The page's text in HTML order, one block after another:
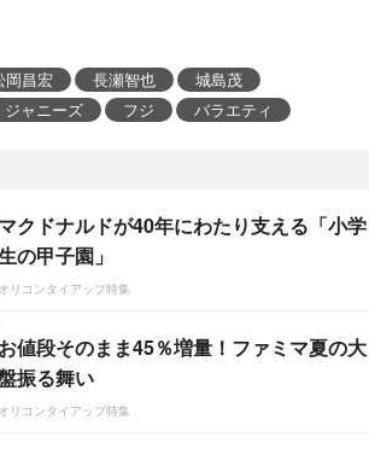
岡昌宏 長瀬智也
城島茂
ジャニーズ フジ バラエティ
マクドナルドが40年にわたり支える「小学
の甲子園」
オリコンタイアップ特集
お値段そのまま45％増量！ファミマ夏の大
振る舞い
オリコンタイアップ特集